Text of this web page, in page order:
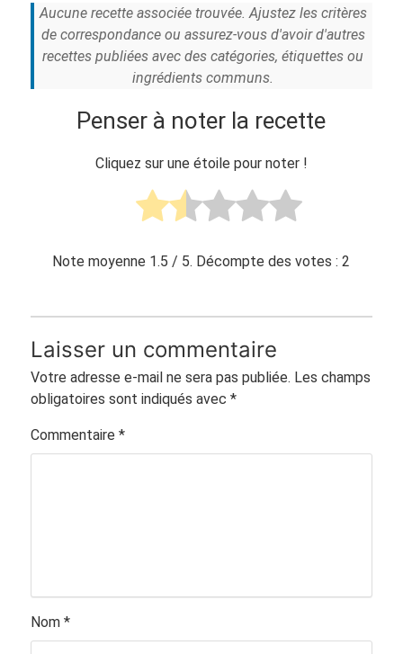
Aucune recette associée trouvée. Ajustez les critères
de correspondance ou assurez-vous d'avoir d'autres
recettes publiées avec des catégories, étiquettes ou
ingrédients communs.
Penser à noter la recette
Cliquez sur une étoile pour noter !
Note moyenne 1.5 / 5. Décompte des votes :2
Laisser un commentaire
Votre adresse e-mail ne sera pas publiée. Les champs
obligatoires sont indiqués avec *
Commentaire *
Nom *